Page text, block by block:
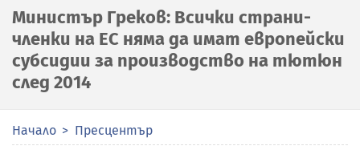
Министър Греков: Всички страни-
членки на ЕС няма да имат европейски
субсидии за производство на тютюн
след 2014
Начало Пресцентър